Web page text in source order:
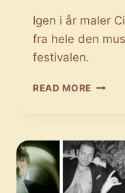
Igen i år maler
fra hele den
festivalen.
READ MORE CITY
BY!